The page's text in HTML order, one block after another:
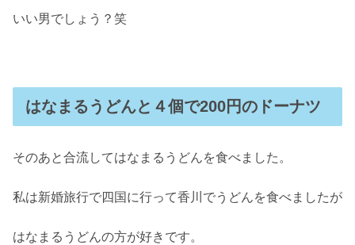
いい男でしょう？笑
はなまるうどんと４個で200円のドーナツ
そのあと合流してはなまるうどんを食べました。
私は新婚旅行で四国に行って香川でうどんを食べましたが
はなまるうどんの方が好きです。